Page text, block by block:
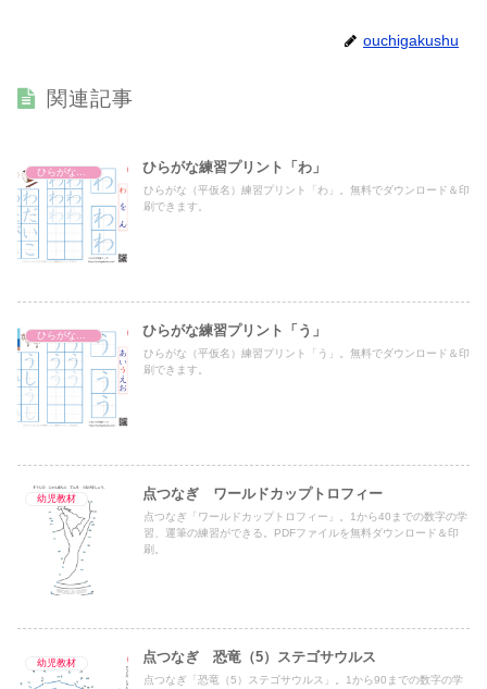
ouchigakushu
関連記事
ひらがな練習プリント ひらがな練習プリント「わ」
ひらがな（平仮名）練習プリント「わ」。無料でダウンロード＆印
刷できます。
ひらがな練習プリント ひらがな練習プリント「う」
ひらがな（平仮名）練習プリント「う」。無料でダウンロード＆印
刷できます。
幼児教材 点つなぎ ワールドカップトロフィー
点つなぎ「ワールドカップトロフィー」。1から40までの数字の学
習、運筆の練習ができる。PDFファイルを無料ダウンロード＆印
刷。
幼児教材 点つなぎ 恐竜（5）ステゴサウルス
点つなぎ「恐竜（5）ステゴサウルス」。1から90までの数字の学